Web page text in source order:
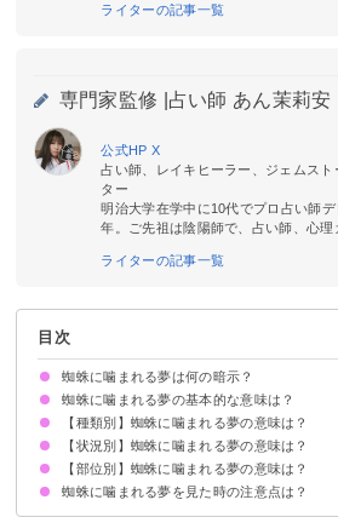
ライターの記事一覧
専門家監修 | 占い師 あん茉莉安
公式HP X
占い師、レイキヒーラー、ジェムス
ター
明治大学在学中に10代でプロ占い師
年。ご先祖は陰陽師で、占い師、心理
ライターの記事一覧
目次
蜘蛛に噛まれる夢は何の暗示？
蜘蛛に噛まれる夢の基本的な意味は？
対人トラブルの暗示
種類/状況/部位で意味が決まる
【種類別】蜘蛛に噛まれる夢の意味は？
白い蜘蛛に噛まれる夢【警告夢】
赤い蜘蛛に噛まれる夢【吉夢】
毒蜘蛛に噛まれる夢【警告夢】
黒い蜘蛛に噛まれる夢【警告夢】
金色の蜘蛛に噛まれる夢【警告夢】
巨大な蜘蛛に噛まれる夢【警告夢】
【状況別】蜘蛛に噛まれる夢の意味は？
蜘蛛に噛まれて死ぬ夢【吉夢】
蜘蛛に噛まれて血が出る夢【吉夢】
蜘蛛に噛まれて倒れる夢【警告夢】
蜘蛛に噛まれて逃げる夢【警告夢】
蜘蛛に噛まれて殺す夢【吉夢】
【部位別】蜘蛛に噛まれる夢の意味は？
蜘蛛に手を噛まれる夢【警告夢】
蜘蛛に首を噛まれる夢【警告夢】
蜘蛛に足を噛まれる夢【警告夢】
蜘蛛に頭を噛まれる夢【警告夢】
蜘蛛に人差し指を噛まれる夢【警告夢】
蜘蛛に噛まれる夢を見た時の注意点は？
周囲とのコミュニケーションに注意を払う
警告夢や凶夢の内容を人に話す